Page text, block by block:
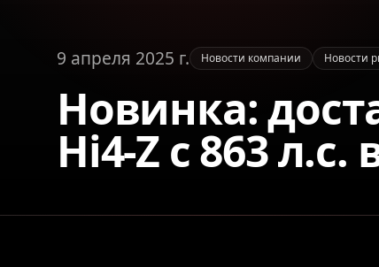
9 апреля 2025 г. Новости компании Новости
Новинка:
Hi4-Z c 863 л.с.